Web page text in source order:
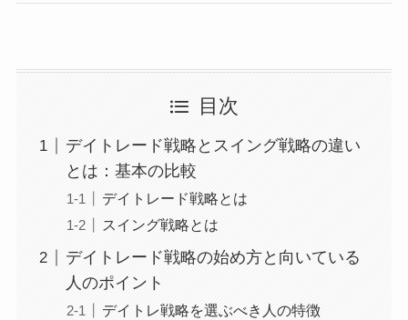
目次
デイトレード戦略とスイング戦略の違い
とは：基本の比較
デイトレード戦略とは
スイング戦略とは
デイトレード戦略の始め方と向いている
人のポイント
デイトレ戦略を選ぶべき人の特徴